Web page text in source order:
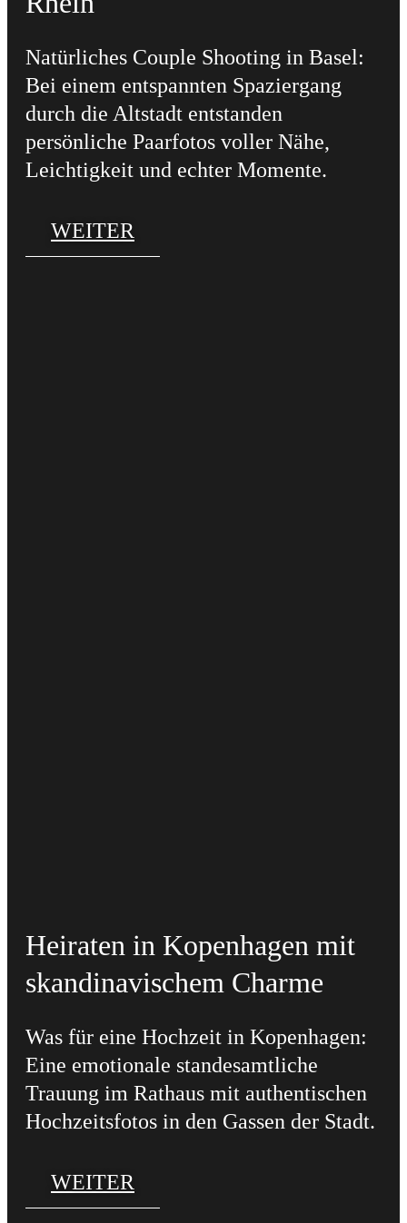
Natürliches Couple Shooting in Basel:
Bei einem entspannten Spaziergang
durch die Altstadt entstanden
persönliche Paarfotos voller Nähe,
Leichtigkeit und echter Momente.
WEITER
Heiraten in Kopenhagen mit
skandinavischem Charme
Was für eine Hochzeit in Kopenhagen:
Eine emotionale standesamtliche
Trauung im Rathaus mit authentischen
Hochzeitsfotos in den Gassen der Stadt.
WEITER